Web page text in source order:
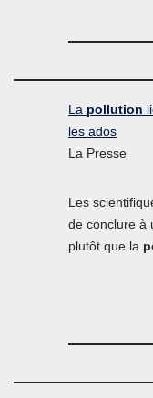
La pollution
les ados
La Presse
Les
de conclure à
plutôt que la